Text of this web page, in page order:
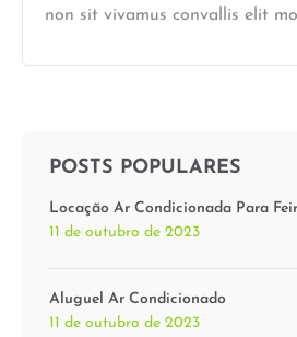
non sit vivamus convallis elit
POSTS POPULARES
Locação Ar Condicionada Para
11 de outubro de 2023
Aluguel Ar Condicionado
11 de outubro de 2023